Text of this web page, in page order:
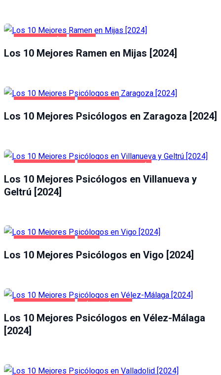
Los 10 Mejores Ramen en Mijas [2024]
Los 10 Mejores Psicólogos en Zaragoza [2024]
Los 10 Mejores Psicólogos en Villanueva y
Geltrú [2024]
Los 10 Mejores Psicólogos en Vigo [2024]
Los 10 Mejores Psicólogos en Vélez-Málaga
[2024]